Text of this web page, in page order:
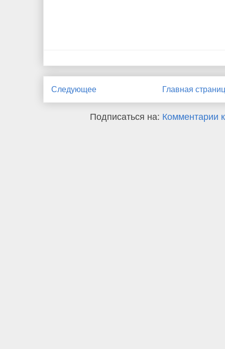
Следующее Главная
Подписаться на: Комментарии